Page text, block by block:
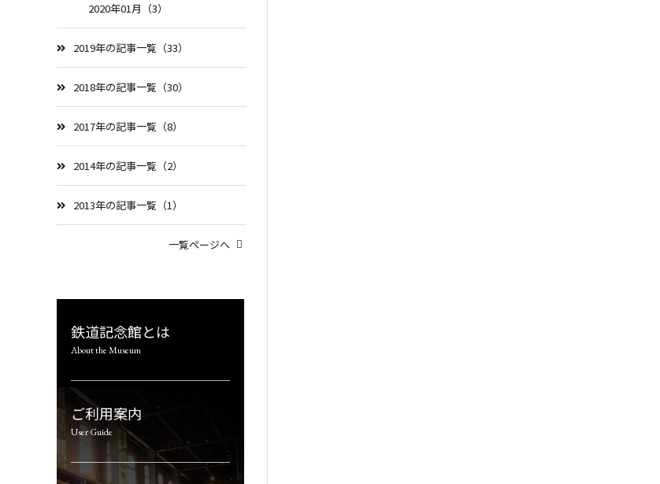
2020年01月（3）
2019年の記事一覧（33）
2018年の記事一覧（30）
2017年の記事一覧（8）
2014年の記事一覧（2）
2013年の記事一覧（1）
一覧ページへ
鉄道記念館とは
About the Museum
ご利用案内
User Guide